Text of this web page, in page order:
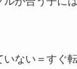
ない＝すぐ